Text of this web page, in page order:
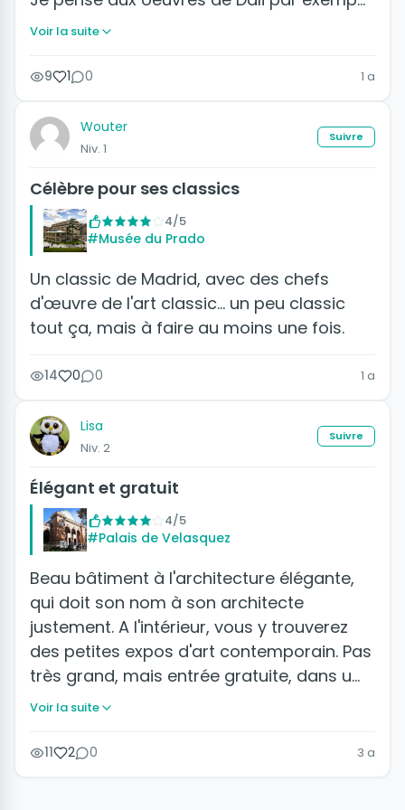
Voir la suite
9 1 0 1 a
Wouter
Niv. 1
Suivre
Célèbre pour ses classics
4/5
#Musée du Prado
Un classic de Madrid, avec des chefs
d'œuvre de l'art classic... un peu classic
tout ça, mais à faire au moins une fois.
14 0 0 1 a
Lisa
Niv. 2
Suivre
Élégant et gratuit
4/5
#Palais de Velasquez
Beau bâtiment à l'architecture élégante,
qui doit son nom à son architecte
justement. A l'intérieur, vous y trouverez
des petites expos d'art contemporain. Pas
très grand, mais entrée gratuite, dans u…
Voir la suite
11 2 0 3 a